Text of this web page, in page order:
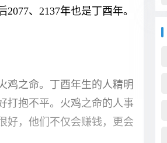
、2137年也是丁酉年。
鸡之命。丁酉年生的人精明
打抱不平。火鸡之命的人事
好，他们不仅会赚钱，更会